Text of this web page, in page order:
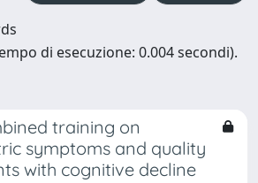
di esecuzione: 0.004 secondi).
training on
symptoms and quality
with cognitive decline